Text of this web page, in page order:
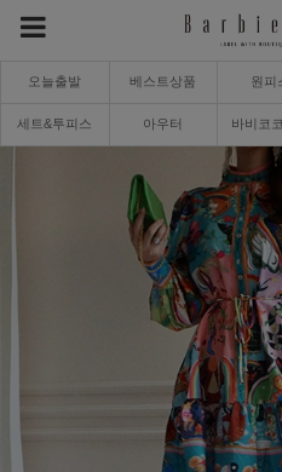
오늘출발 베스트상품 원피
세트&투피스 아우터 바비코